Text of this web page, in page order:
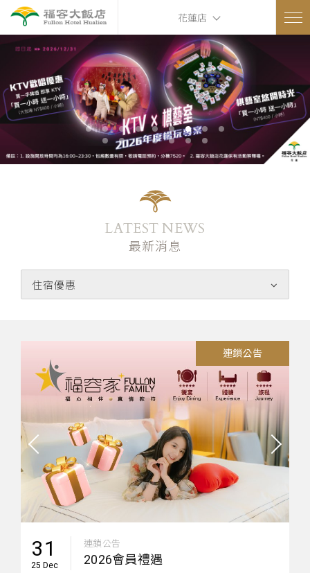
花蓮店
LATEST NEWS
最新消息
住宿優惠
06
26 Jul
連鎖公告
2026福容。月餅
01
26 Jul
連鎖公告
爸氣一夏 FUN心購 夏日優惠登場
31
26 Mar
連鎖公告
剛剛好的幸福 剛剛好的我們
17
26 Mar
連鎖公告
福容家會員寵愛
13
26 Mar
連鎖公告
跟著福容 萌寵旅行
08
26 Jul 2026夏季旅展票券規範
2026.07.08 -
12
26 May 2026 春季旅展票券使用說明
2026.05.13 -
01
26 Jan 2026福容大飯店各分店加人加價參考
2026.01.01 -
12
26 Mar 【2026 TALENT, in Taiwan 企業宣告】
2026.03.12 - 2026.12.31
31
25 Dec
連鎖公告
2026會員禮遇
31
25 Dec
連鎖公告
31
25 Dec
連鎖公告
大人囝仔 花漾福容
31
25 Dec
連鎖公告
活力福容 環台高球
31
25 Dec
連鎖公告
跟著福容 一騎出發
04
26 Feb
連鎖公告
合作專屬優惠
22
25 Oct 2025 ITF 旅展票券使用說明
31
25 Dec 2026 兆豐銀行信用卡住宿/餐飲年度優惠
2026.01.01 - 2026.12.31
兆豐銀行 ► 優惠可與福容家會員分級折扣（95、9、
88 折）合併使用
1. 持兆豐卡享餐飲、住房95折優惠
2. 純泡湯 95 折
3. 200 元住宿折抵券一張
31
25 Dec 2026年度玉山銀行國旅卡&頂級卡優惠
2026.01.02 - 2026.12.30
22
25 Oct
【重要】福容大飯店 安心宣言
21
25 Aug
連鎖公告
福容冷凍雞湯
01
25 Jan
連鎖公告
福容邀您永續環保 一起做公益
09
25 Jul 2025福容夏季線上旅展 票券使用說明
15
25 May 2025福容春季線上旅展 票券使用說明
2025.05.15 -
06
25 May
連鎖公告
穆斯林旅客安心首選
01
25 Jul
福容御選伴手禮
福容御選鳳梨酥/蔓越莓酥禮
05
25 Mar
福容御選伴手禮
福容嚴選紅燒牛肉麵
17
25 Feb 【重要公告】會員更名公告
2025.02.17 -
「享福卡」更名為「福容家」公告
原會員的所有權益將完全維持不變
28
23 Apr
連鎖公告
聯合住宿券訂房專頁
28
23 Apr
連鎖公告
福容連鎖 立即訂房
01
22 Mar
福容御選伴手禮
福容特選XO醬禮盒
01
24 Mar 【重要公告 】福容大飯店重視您的安全-未成年入住規範
為確保貴賓客住宿安全，若住宿者或同行人皆為16歲
以上未滿18歲之貴賓敬請配合簽署未成年入住同意書
09
22 Dec 旅宿業登記證號
2022.12.09 -
23
22 Nov 重要公告│防範詐騙提醒
2022.11.23 -
20
21 Jan
連鎖公告
食在福容，實在安心
01
23 Oct 福容大飯店連鎖即享券
2023.10.01 -